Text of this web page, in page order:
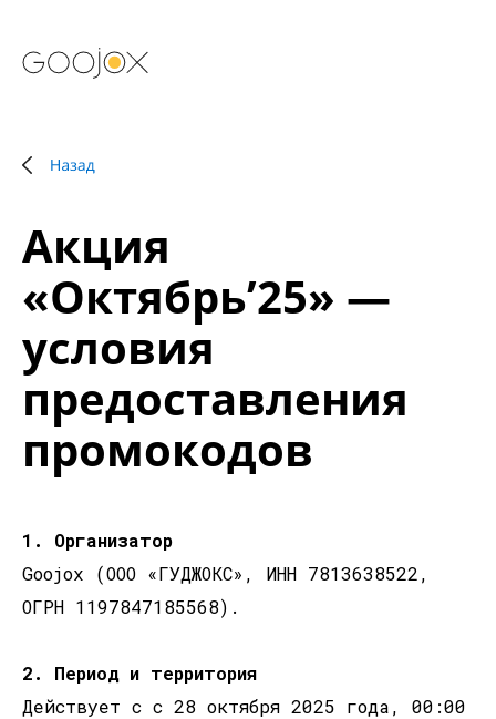
Акция
«Октябрь’25» —
условия
предоставления
промокодов
1. Организатор
Goojox (ООО «ГУДЖОКС», ИНН 7813638522,
ОГРН 1197847185568).
2. Период и территория
Действует с с 28 октября 2025 года, 00:00